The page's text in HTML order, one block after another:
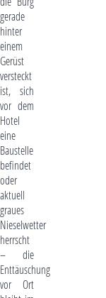
gerade
hinter
einem
Gerüst
versteckt
ist, sich
vor dem
Hotel
eine
Baustelle
befindet
oder
aktuell
graues
Nieselwetter
herrscht
– die
Enttäuschung
vor Ort